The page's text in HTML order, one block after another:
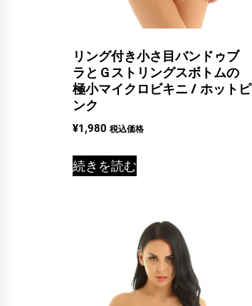
リング付き小さ目バンドゥブ
ラとＧストリングスボトムの
極小マイクロビキニ / ホットピ
ンク
¥1,980 税込価格
続きを読む